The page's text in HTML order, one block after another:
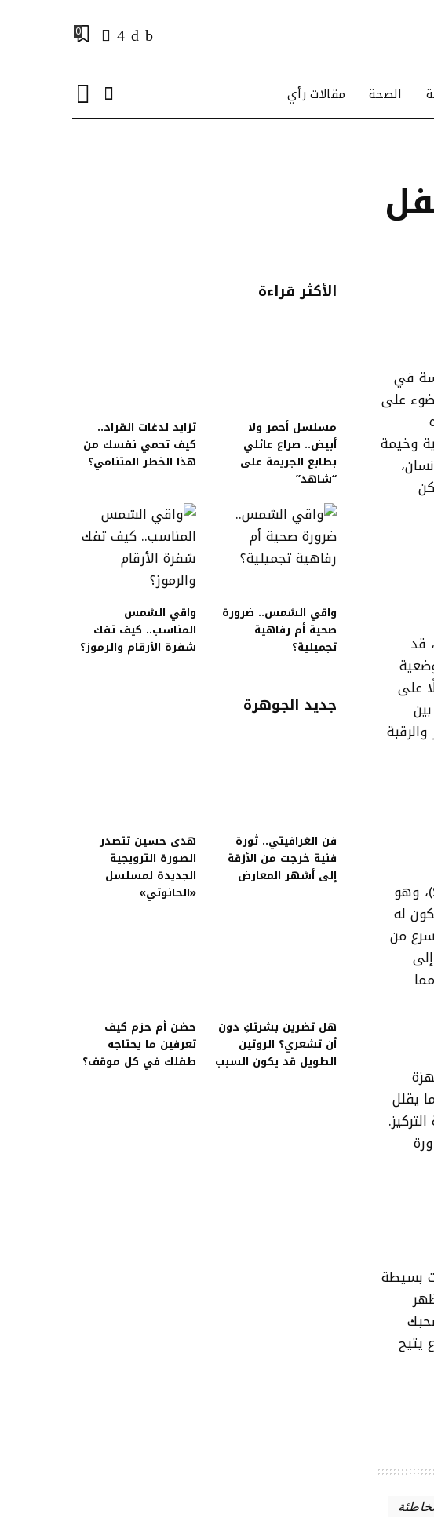
0
الصحة مقالات رأي
في
على
وخيمة
قد
على
إحدى أخطر النتائج المترتبة على الجلوس غير الصحيح هي الجنف (Scoliosis)، وهو
له
من
يقلل
بسيطة
يتيح
الأكثر قراءة
مسلسل أحمر ولا
أبيض.. صراع عائلي
بطابع الجريمة على
“شاهد”
تزايد لدغات القراد..
كيف تحمي نفسك من
هذا الخطر المتنامي؟
واقي الشمس.. ضرورة
صحية أم رفاهية
تجميلية؟
واقي الشمس
المناسب.. كيف تفك
شفرة الأرقام والرموز؟
جديد الجوهرة
فن الغرافيتي.. ثورة
فنية خرجت من الأزقة
إلى أشهر المعارض
هدى حسين تتصدر
الصورة الترويجية
الجديدة لمسلسل
«الحانوتي»
هل تضرين بشرتكِ دون
أن تشعري؟ الروتين
الطويل قد يكون السبب
حضن أم حزم كيف
تعرفين ما يحتاجه
طفلك في كل موقف؟